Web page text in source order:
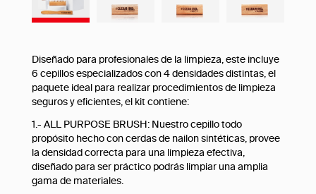
Diseñado para profesionales de la limpieza, este incluye
6 cepillos especializados con 4 densidades distintas, el
paquete ideal para realizar procedimientos de limpieza
seguros y eficientes, el kit contiene:
1.- ALL PURPOSE BRUSH: Nuestro cepillo todo
propósito hecho con cerdas de nailon sintéticas, provee
la densidad correcta para una limpieza efectiva,
diseñado para ser práctico podrás limpiar una amplia
gama de materiales.